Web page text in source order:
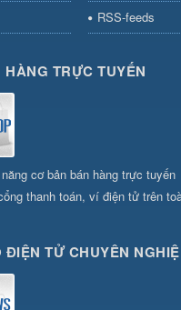
RSS-feeds
TRỰC TUYẾN
cơ bản bán hàng trực tuyến
thanh toán, ví điện tử trên
ĐIỆN TỬ CHUYÊN